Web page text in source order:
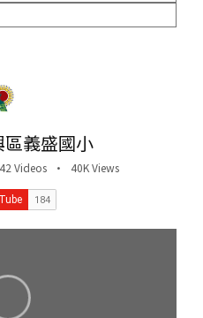
義盛國小
Videos • 40K Views